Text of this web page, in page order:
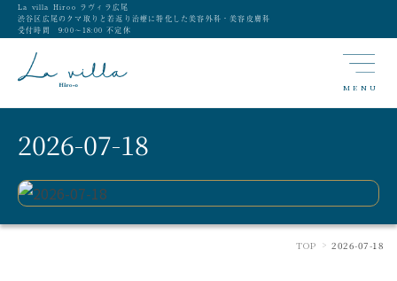
La villa Hiroo ラヴィラ広尾
渋谷区広尾のクマ取りと若返り治療に特化した美容外科・美容皮膚科
受付時間 9:00〜18:00 不定休
MENU
2026-07-18
TOP > 2026-07-18